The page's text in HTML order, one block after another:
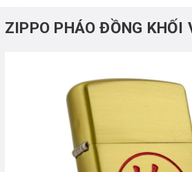
ZIPPO PHÁO ĐỒNG KHỐI